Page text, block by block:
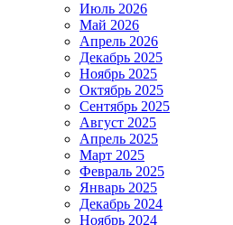
Июль 2026
Май 2026
Апрель 2026
Декабрь 2025
Ноябрь 2025
Октябрь 2025
Сентябрь 2025
Август 2025
Апрель 2025
Март 2025
Февраль 2025
Январь 2025
Декабрь 2024
Ноябрь 2024